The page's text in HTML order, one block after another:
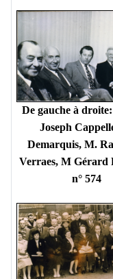
De gauche à
Joseph
Demarquis, M.
Verraes, M Gérard
n° 574